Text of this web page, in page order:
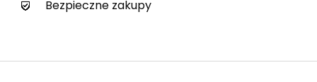
Bezpieczne zakupy